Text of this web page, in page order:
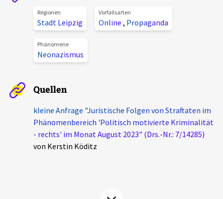
Alle Beiträge
Veranstaltungen
Pressemitteilungen
Über uns
Projektbeschreibung
Kontakt
Unterstützer_innen
chronik.LE in der Presse
Regionen
Stadt Leipzig
Vorfallsarten
Online , Propaganda
Phänomene
Neonazismus
Quellen
kleine Anfrage "Juristische Folgen von Straftaten im
Phänomenbereich 'Politisch motivierte Kriminalität
- rechts' im Monat August 2023" (Drs.-Nr.: 7/14285)
von Kerstin Köditz